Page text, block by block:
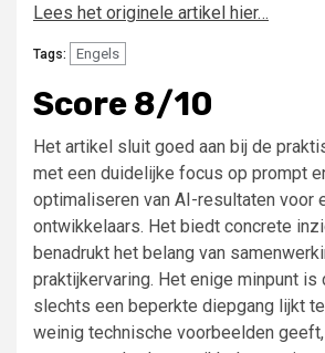
Lees het originele artikel hier…
Tags: Engels
Score 8/10
Het artikel sluit goed aan bij de
met een duidelijke focus op prompt
optimaliseren van AI-resultaten voor
ontwikkelaars. Het biedt concrete
benadrukt het belang van
praktijkervaring. Het enige minpunt is
slechts een beperkte diepgang lijkt
weinig technische voorbeelden